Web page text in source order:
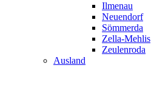
Ilmenau
Neuendorf
Sömmerda
Zella-Mehlis
Zeulenroda
Ausland